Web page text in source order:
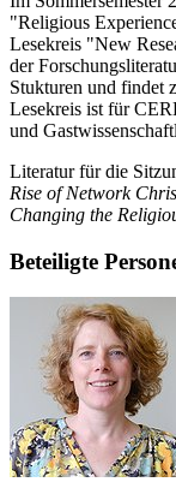
"Religious
Lesekreis "New
der
Stukturen und findet
Lesekreis ist für
und
Literatur für die
Rise of Network
Changing the
Beteiligte